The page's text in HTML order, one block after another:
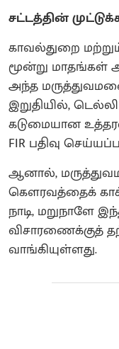
சட்டத்தின்
காவல்துறை
மூன்று மாதங்கள்
அந்த
இறுதியில்,
கடுமையான
FIR பதிவு
ஆனால்,
கௌரவத்தைக்
நாடி, மறுநாளே
விசாரணைக்குத்
வாங்கியுள்ளது.